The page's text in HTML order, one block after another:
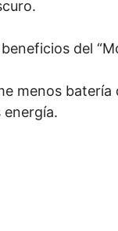
del
menos
energía.